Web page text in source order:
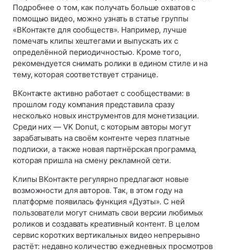
Подробнее о том, как получать больше охватов с
помощью видео, можно узнать в статье группы
«ВКонтакте для сообществ». Например, лучше
помечать клипы хештегами и выпускать их с
определённой периодичностью. Кроме того,
рекомендуется снимать ролики в едином стиле и на
тему, которая соответствует странице.
ВКонтакте активно работает с сообществами: в
прошлом году компания представила сразу
несколько новых инструментов для монетизации.
Среди них — VK Donut, с которым авторы могут
зарабатывать на своём контенте через платные
подписки, а также новая партнёрская программа,
которая пришла на смену рекламной сети.
Клипы ВКонтакте регулярно предлагают новые
возможности для авторов. Так, в этом году на
платформе появилась функция «Дуэты». С ней
пользователи могут снимать свои версии любимых
роликов и создавать креативный контент. В целом
сервис коротких вертикальных видео непрерывно
растёт: недавно количество ежедневных просмотров